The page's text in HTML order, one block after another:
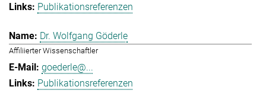
Publikationsreferenzen
Dr. Wolfgang Göderle
Affiliierter Wissenschaftler
goederle@...
Publikationsreferenzen